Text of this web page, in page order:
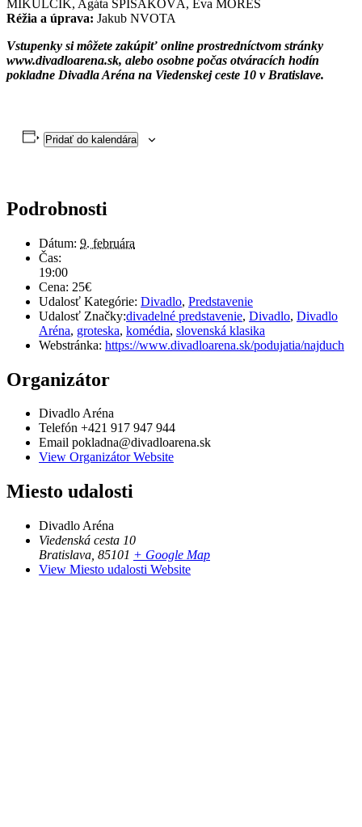
MIKULČÍK, Agáta SPIŠÁKOVÁ, Eva MORES
Réžia a úprava: Jakub NVOTA
Vstupenky si môžete zakúpiť online prostredníctvom stránky
www.divadloarena.sk, alebo osobne počas otváracích hodín
pokladne Divadla Aréna na Viedenskej ceste 10 v Bratislave.
Pridať do kalendára
Podrobnosti
Dátum: 9. februára
Čas:
19:00
Cena: 25€
Udalosť Kategórie: Divadlo, Predstavenie
Udalosť Značky:divadelné predstavenie, Divadlo, Divadlo
Aréna, groteska, komédia, slovenská klasika
Webstránka: https://www.divadloarena.sk/podujatia/najduch
Organizátor
Divadlo Aréna
Telefón +421 917 947 944
Email pokladna@divadloarena.sk
View Organizátor Website
Miesto udalosti
Divadlo Aréna
Viedenská cesta 10
Bratislava 85101 + Google Map
View Miesto udalosti Website